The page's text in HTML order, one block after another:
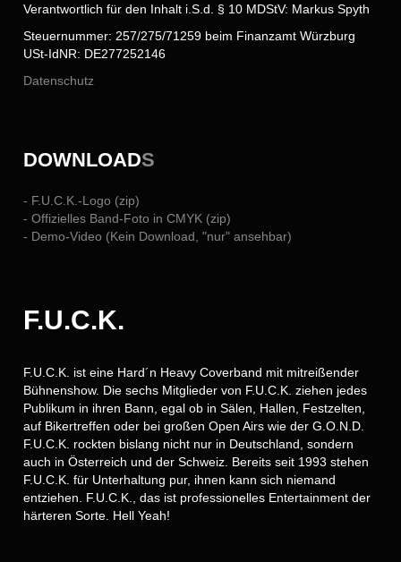
Verantwortlich für den Inhalt i.S.d. § 10 MDStV: Markus Spyth
Steuernummer: 257/275/71259 beim Finanzamt Würzburg
USt-IdNR: DE277252146
Datenschutz
DOWNLOADS
- F.U.C.K.-Logo (zip)
- Offizielles Band-Foto in CMYK (zip)
- Demo-Video (Kein Download, "nur" ansehbar)
F.U.C.K.
F.U.C.K. ist eine Hard´n Heavy Coverband mit mitreißender
Bühnenshow. Die sechs Mitglieder von F.U.C.K. ziehen jedes
Publikum in ihren Bann, egal ob in Sälen, Hallen, Festzelten,
auf Bikertreffen oder bei großen Open Airs wie der G.O.N.D.
F.U.C.K. rockten bislang nicht nur in Deutschland, sondern
auch in Österreich und der Schweiz. Bereits seit 1993 stehen
F.U.C.K. für Unterhaltung pur, ihnen kann sich niemand
entziehen. F.U.C.K., das ist professionelles Entertainment der
härteren Sorte. Hell Yeah!